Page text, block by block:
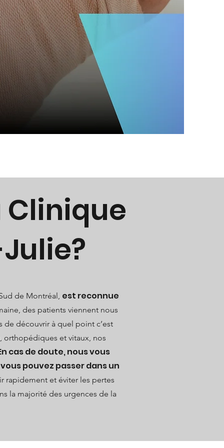
Clinique
de Montréal, est reconnue
des patients viennent nous
de découvrir à quel point c’est
orthopédiques et vitaux, nos
cas de doute, nous vous
pouvez passer dans un
rapidement et éviter les pertes
la majorité des urgences de la